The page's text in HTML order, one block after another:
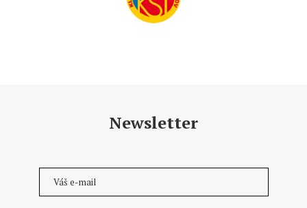
Newsletter